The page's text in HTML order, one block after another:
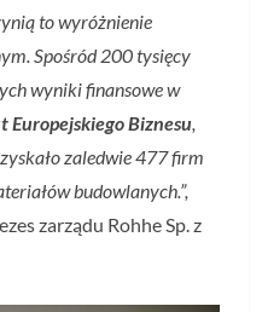
to wyróżnienie
Spośród 200 tysięcy
wyniki finansowe w
Europejskiego Biznesu,
zaledwie 477 firm
budowlanych.”,
zarządu Rohhe Sp. z